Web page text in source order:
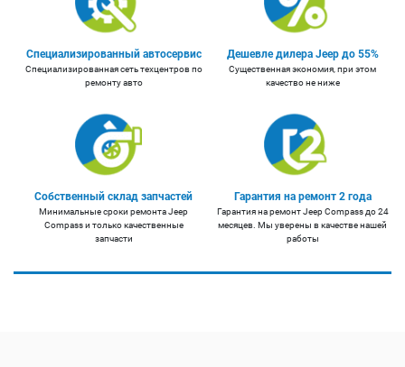
Специализированный автосервис
Специализированная сеть техцентров по
ремонту авто
Дешевле дилера Jeep до 55%
Существенная экономия, при этом
качество не ниже
Собственный склад запчастей
Минимальные сроки ремонта Jeep
Compass и только качественные
запчасти
Гарантия на ремонт 2 года
Гарантия на ремонт Jeep Compass до 24
месяцев. Мы уверены в качестве нашей
работы